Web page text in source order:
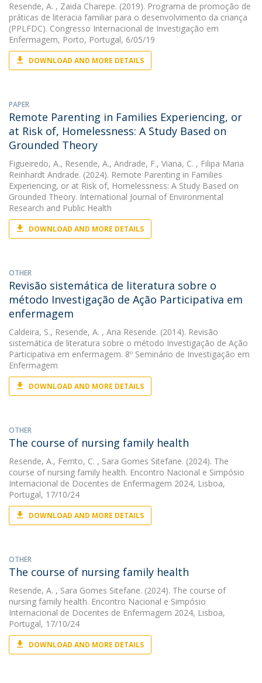
Resende, A. , Zaida Charepe. (2019). Programa de promoção de
práticas de literacia familiar para o desenvolvimento da criança
(PPLFDC). Congresso Internacional de Investigação em
Enfermagem, Porto, Portugal, 6/05/19
DOWNLOAD AND MORE DETAILS
PAPER
Remote Parenting in Families Experiencing, or
at Risk of, Homelessness: A Study Based on
Grounded Theory
Figueiredo, A., Resende, A., Andrade, F., Viana, C. , Filipa Maria
Reinhardt Andrade. (2024). Remote Parenting in Families
Experiencing, or at Risk of, Homelessness: A Study Based on
Grounded Theory. International Journal of Environmental
Research and Public Health
DOWNLOAD AND MORE DETAILS
OTHER
Revisão sistemática de literatura sobre o
método Investigação de Ação Participativa em
enfermagem
Caldeira, S., Resende, A. , Ana Resende. (2014). Revisão
sistemática de literatura sobre o método Investigação de Ação
Participativa em enfermagem. 8º Seminário de Investigação em
Enfermagem
DOWNLOAD AND MORE DETAILS
OTHER
The course of nursing family health
Resende, A., Ferrito, C. , Sara Gomes Sitefane. (2024). The
course of nursing family health. Encontro Nacional e Simpósio
Internacional de Docentes de Enfermagem 2024, Lisboa,
Portugal, 17/10/24
DOWNLOAD AND MORE DETAILS
OTHER
The course of nursing family health
Resende, A. , Sara Gomes Sitefane. (2024). The course of
nursing family health. Encontro Nacional e Simpósio
Internacional de Docentes de Enfermagem 2024, Lisboa,
Portugal, 17/10/24
DOWNLOAD AND MORE DETAILS